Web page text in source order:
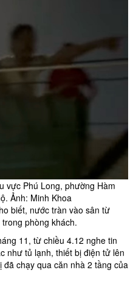
vực Phú Long, phường Hàm
Ảnh: Minh Khoa
biết, nước tràn vào sân từ
phòng khách.
11, từ chiều 4.12 nghe tin
như tủ lạnh, thiết bị điện tử lên
chạy qua căn nhà 2 tầng của